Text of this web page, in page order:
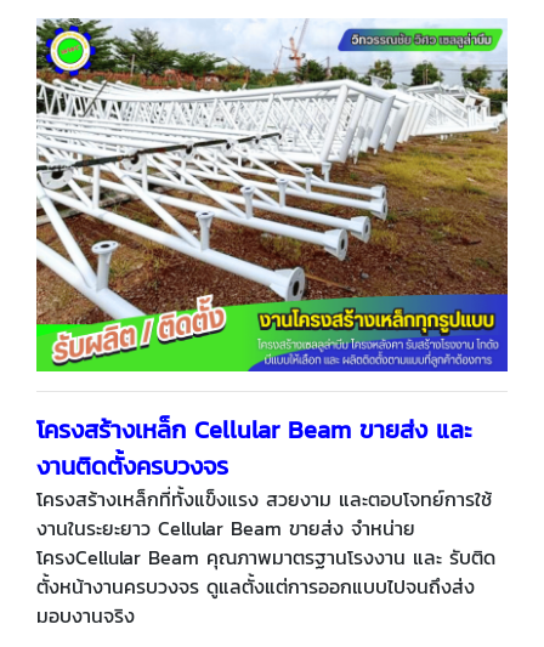
โครงสร้างเหล็ก Cellular Beam ขายส่ง และ
งานติดตั้งครบวงจร
โครงสร้างเหล็กที่ทั้งแข็งแรง สวยงาม และตอบโจทย์การใช้
งานในระยะยาว Cellular Beam ขายส่ง จำหน่าย
โครงCellular Beam คุณภาพมาตรฐานโรงงาน และ รับติด
ตั้งหน้างานครบวงจร ดูแลตั้งแต่การออกแบบไปจนถึงส่ง
มอบงานจริง